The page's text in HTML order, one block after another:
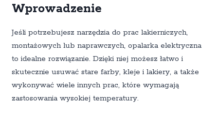
Wprowadzenie
Jeśli potrzebujesz narzędzia do prac lakierniczych,
montażowych lub naprawczych, opalarka elektryczna
to idealne rozwiązanie. Dzięki niej możesz łatwo i
skutecznie usuwać stare farby, kleje i lakiery, a także
wykonywać wiele innych prac, które wymagają
zastosowania wysokiej temperatury.